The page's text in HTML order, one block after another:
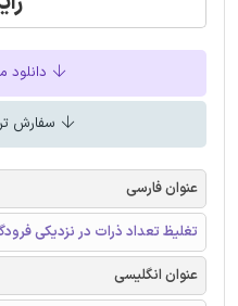
دانلود
سفارش
عنوان فارسی
تغلیظ تعداد ذرات در نزدیکی
عنوان انگلیسی